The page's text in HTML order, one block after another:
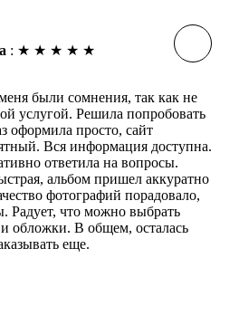
: ★ ★ ★ ★ ★
были сомнения, так как не
услугой. Решила попробовать
оформила просто, сайт
Вся информация доступна.
ответила на вопросы.
альбом пришел аккуратно
фотографий порадовало,
Радует, что можно выбрать
обложки. В общем, осталась
еще.